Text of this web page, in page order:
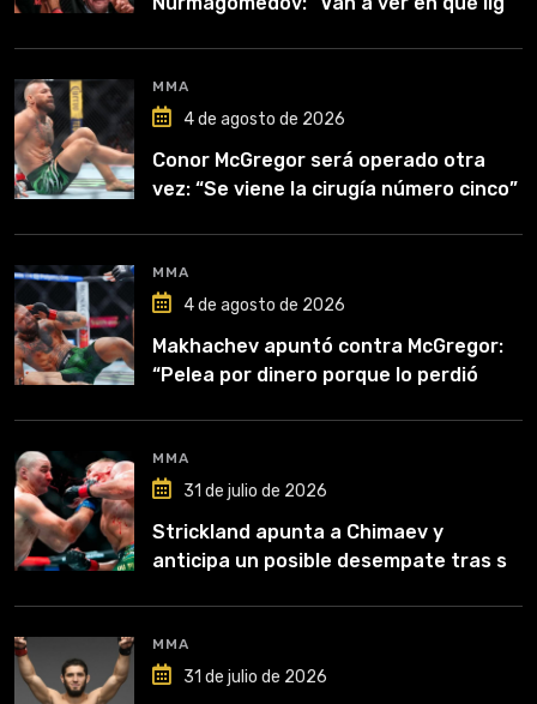
MMA
4 de agosto de 2026
Conor McGregor será operado otra
vez: “Se viene la cirugía número cinco”
MMA
4 de agosto de 2026
Makhachev apuntó contra McGregor:
“Pelea por dinero porque lo perdió
MMA
31 de julio de 2026
Strickland apunta a Chimaev y
anticipa un posible desempate tras su
MMA
31 de julio de 2026